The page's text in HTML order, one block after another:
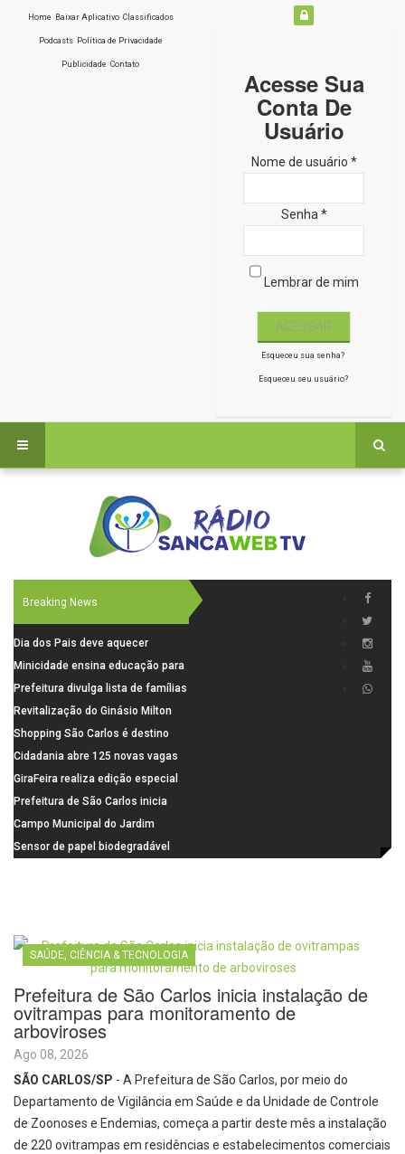
Home Baixar Aplicativo Classificados
Podcasts Política de Privacidade
Publicidade Contato
Acesse Sua
Conta De
Usuário
Nome de usuário *
Senha *
Lembrar de mim
Esqueceu sua senha?
Esqueceu seu usuário?
Breaking News
Dia dos Pais deve aquecer
comércio de São Carlos com
renda em alta e maior circulação
de consumidores
Minicidade ensina educação para
o trânsito a 264 crianças da rede
municipal
Prefeitura divulga lista de famílias
pré-selecionadas pela Caixa para
o Residencial Santa Felícia
Revitalização do Ginásio Milton
Olaio filho avança com obras de
recuperação
Shopping São Carlos é destino
para celebrar o Dia dos Pais com
presentes, gastronomia e lazer
Cidadania abre 125 novas vagas
para oficinas de convivência
GiraFeira realiza edição especial
de Dia dos Pais neste domingo (9)
na Praça dos Advogados
Prefeitura de São Carlos inicia
instalação de ovitrampas para
monitoramento de arboviroses
Campo Municipal do Jardim
Cruzado recebe nova iluminação e
Sensor de papel biodegradável
SAÚDE, CIÊNCIA & TECNOLOGIA
Prefeitura de São Carlos inicia instalação de
ovitrampas para monitoramento de
arboviroses
Ago 08, 2026
SÃO CARLOS/SP - A Prefeitura de São Carlos, por meio do
Departamento de Vigilância em Saúde e da Unidade de Controle
de Zoonoses e Endemias, começa a partir deste mês a instalação
de 220 ovitrampas em residências e estabelecimentos comerciais